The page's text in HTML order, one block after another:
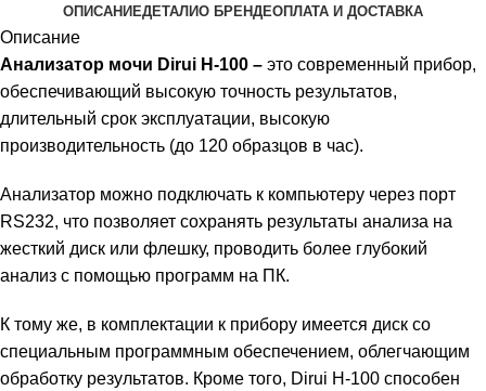
ОПИСАНИЕДЕТАЛИО БРЕНДЕОПЛАТА И ДОСТАВКА
Описание
Анализатор мочи Dirui H-100 – это современный прибор,
обеспечивающий высокую точность результатов,
длительный срок эксплуатации, высокую
производительность (до 120 образцов в час).
Анализатор можно подключать к компьютеру через порт
RS232, что позволяет сохранять результаты анализа на
жесткий диск или флешку, проводить более глубокий
анализ с помощью программ на ПК.
К тому же, в комплектации к прибору имеется диск со
специальным программным обеспечением, облегчающим
обработку результатов. Кроме того, Dirui H-100 способен